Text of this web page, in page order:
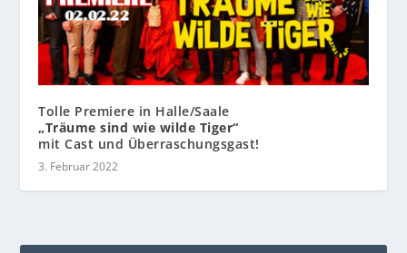
Tolle Premiere in Halle/Saale
„Träume sind wie wilde Tiger“
mit Cast und Überraschungsgast!
3. Februar 2022